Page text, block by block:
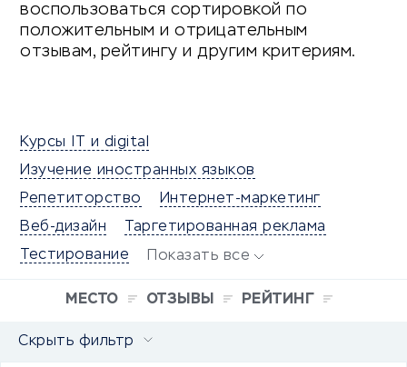
воспользоваться сортировкой по
положительным и отрицательным
отзывам, рейтингу и другим критериям.
Курсы IT и digital
Изучение иностранных языков
Репетиторство
Интернет-маркетинг
Веб-дизайн
Таргетированная реклама
Тестирование
Показать все
МЕСТО ОТЗЫВЫ РЕЙТИНГ
Скрыть фильтр